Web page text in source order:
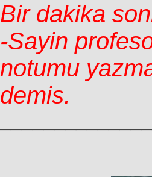
Bir dakika
-Sayin
notumu
demis.